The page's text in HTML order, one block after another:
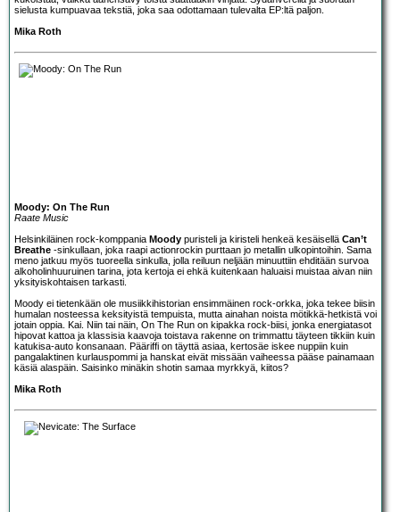
sielusta kumpuavaa tekstiä, joka saa odottamaan tulevalta EP:ltä paljon.
Mika Roth
Moody: On The Run
Raate Music
Helsinkiläinen rock-komppania Moody puristeli ja kiristeli henkeä kesäisellä Can’t
Breathe -sinkullaan, joka raapi actionrockin purttaan jo metallin ulkopintoihin. Sama
meno jatkuu myös tuoreella sinkulla, jolla reiluun neljään minuuttiin ehditään survoa
alkoholinhuuruinen tarina, jota kertoja ei ehkä kuitenkaan haluaisi muistaa aivan niin
yksityiskohtaisen tarkasti.
Moody ei tietenkään ole musiikkihistorian ensimmäinen rock-orkka, joka tekee biisin
humalan nosteessa keksityistä tempuista, mutta ainahan noista mötikkä-hetkistä voi
jotain oppia. Kai. Niin tai näin, On The Run on kipakka rock-biisi, jonka energiatasot
hipovat kattoa ja klassisia kaavoja toistava rakenne on trimmattu täyteen tikkiin kuin
katukisa-auto konsanaan. Pääriffi on täyttä asiaa, kertosäe iskee nuppiin kuin
pangalaktinen kurlauspommi ja hanskat eivät missään vaiheessa pääse painamaan
käsiä alaspäin. Saisinko minäkin shotin samaa myrkkyä, kiitos?
Mika Roth